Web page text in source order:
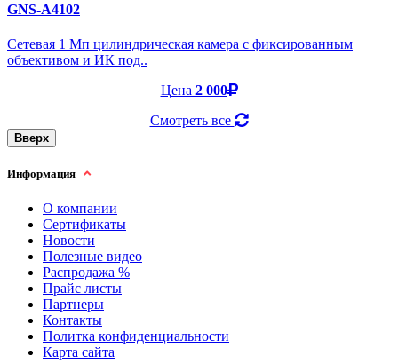
GNS-A4102
Cетевая 1 Мп цилиндрическая камера с фиксированным
объективом и ИК под..
Цена 2 000
Смотреть все
Вверх
Информация
О компании
Сертификаты
Новости
Полезные видео
Распродажа %
Прайс листы
Партнеры
Контакты
Политка конфиденциальности
Карта сайта